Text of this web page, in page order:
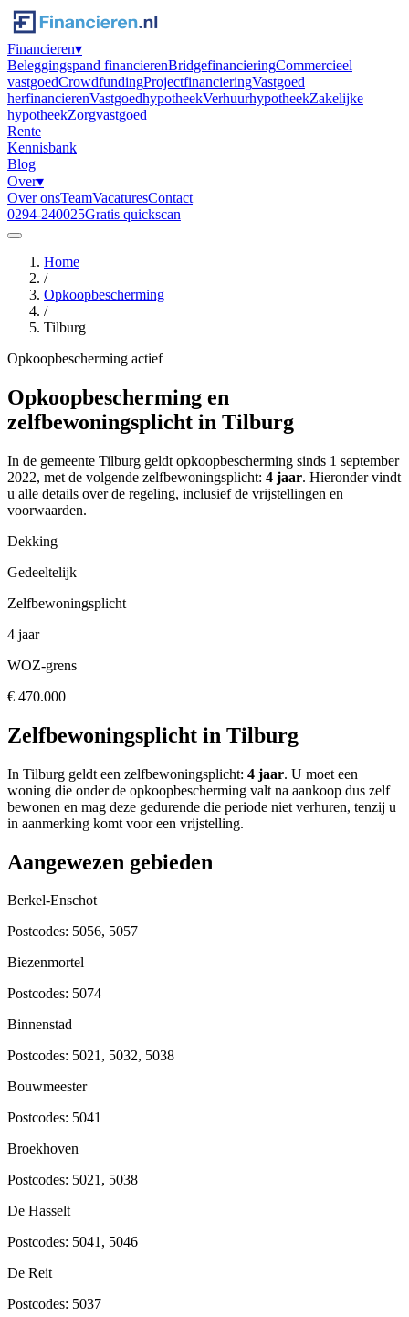
Financieren▾
Beleggingspand financierenBridgefinancieringCommercieel
vastgoedCrowdfundingProjectfinancieringVastgoed
herfinancierenVastgoedhypotheekVerhuurhypotheekZakelijke
hypotheekZorgvastgoed
Rente
Kennisbank
Blog
Over▾
Over onsTeamVacaturesContact
0294-240025Gratis quickscan
Home
/
Opkoopbescherming
/
Tilburg
Opkoopbescherming actief
Opkoopbescherming en
zelfbewoningsplicht in Tilburg
In de gemeente Tilburg geldt opkoopbescherming sinds 1 september
2022, met de volgende zelfbewoningsplicht: 4 jaar. Hieronder vindt
u alle details over de regeling, inclusief de vrijstellingen en
voorwaarden.
Dekking
Gedeeltelijk
Zelfbewoningsplicht
4 jaar
WOZ-grens
€ 470.000
Zelfbewoningsplicht in Tilburg
In Tilburg geldt een zelfbewoningsplicht: 4 jaar. U moet een
woning die onder de opkoopbescherming valt na aankoop dus zelf
bewonen en mag deze gedurende die periode niet verhuren, tenzij u
in aanmerking komt voor een vrijstelling.
Aangewezen gebieden
Berkel-Enschot
Postcodes: 5056, 5057
Biezenmortel
Postcodes: 5074
Binnenstad
Postcodes: 5021, 5032, 5038
Bouwmeester
Postcodes: 5041
Broekhoven
Postcodes: 5021, 5038
De Hasselt
Postcodes: 5041, 5046
De Reit
Postcodes: 5037